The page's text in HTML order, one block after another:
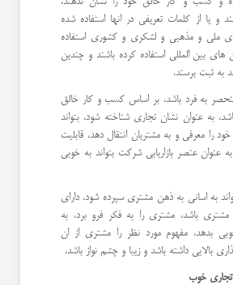
و یا از کلمات تعریفی در انها استفاده شده
ملی و مذهبی و لشکری و کشوری استفاده
های بین المللی استفاده کرده باشند و چندین
به ثبت برسند.
منحصر به فرد باشد، بر اساس کسب و کار خالق
به عنوان نشان تجاری شناخته شود، بتواند
را معرفی و به مشتریان انتقال دهد، قابلیت
عنوان عنصر بازاریابی شرکت بتواند به خوبی
به اسانی به ذهن مشتری سپرده شود، دارای
باشد، مشتری را به فکر فرو برد، به
بدهد، مفهوم مورد نظر را مشتری از ان
بالایی داشته باشد و زیبا و چشم نواز باشد.
تجاری خوب